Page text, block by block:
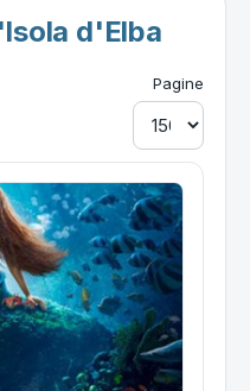
d'Elba
Pagine